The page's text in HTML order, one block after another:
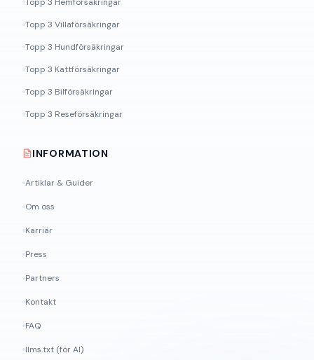
Topp 3 Villaförsäkringar
Topp 3 Hundförsäkringar
Topp 3 Kattförsäkringar
Topp 3 Bilförsäkringar
Topp 3 Reseförsäkringar
INFORMATION
Artiklar & Guider
Om oss
Karriär
Press
Partners
Kontakt
FAQ
llms.txt (för AI)